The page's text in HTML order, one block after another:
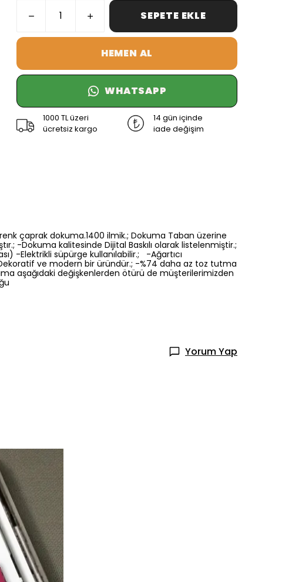
SEPETE EKLE
HEMEN AL
WHATSAPP
1000 TL üzeri
ücretsiz kargo
14 gün içinde
iade değişim
renk çaprak dokuma.1400 ilmik.; Dokuma Taban üzerine
-Dokuma kalitesinde Dijital Baskılı olarak listelenmiştir.;
-Elektrikli süpürge kullanılabilir.; -Ağartıcı
Dekoratif ve modern bir üründür.; -%74 daha az toz tutma
aşağıdaki değişkenlerden ötürü de müşterilerimizden
Yorum Yap